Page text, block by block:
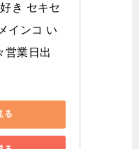
き セキセ
インコ い
営業日出
る